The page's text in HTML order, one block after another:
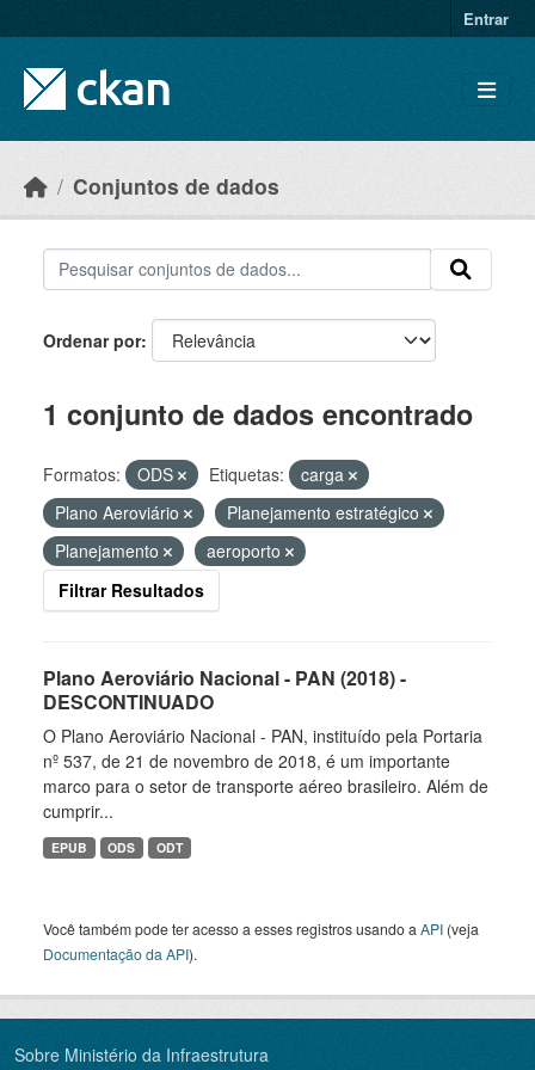
Entrar
Conjuntos de dados
Ordenar por
1 conjunto de dados encontrado
Formatos: ODS Etiquetas:
carga
Plano Aeroviário
Planejamento estratégico
Planejamento
aeroporto
Filtrar Resultados
Plano Aeroviário Nacional - PAN (2018) -
DESCONTINUADO
O Plano Aeroviário Nacional - PAN, instituído pela Portaria
nº 537, de 21 de novembro de 2018, é um importante
marco para o setor de transporte aéreo brasileiro. Além de
cumprir...
EPUB ODS ODT
Você também pode ter acesso a esses registros usando a API (veja
Documentação da API).
Sobre Ministério da Infraestrutura